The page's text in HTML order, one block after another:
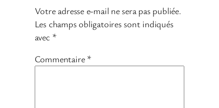
Votre adresse e-mail ne sera pas publiée.
Les champs obligatoires sont indiqués
avec *
Commentaire *